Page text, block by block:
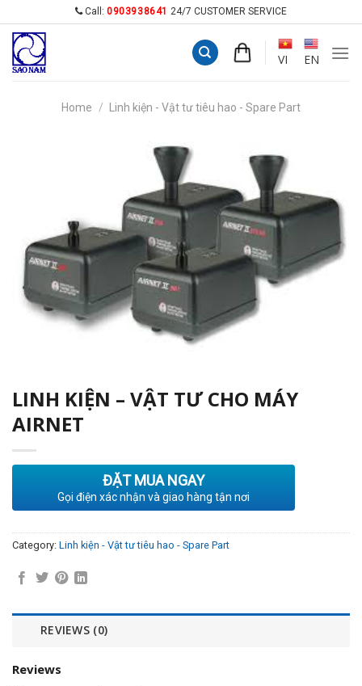
content
Call: 0903938641 24/7 CUSTOMER SERVICE
VI EN
Home / Linh kiện - Vật tư tiêu hao - Spare Part
LINH KIỆN – VẬT TƯ CHO MÁY
AIRNET
ĐẶT MUA NGAY
Gọi điện xác nhận và giao hàng tận nơi
Category: Linh kiện - Vật tư tiêu hao - Spare Part
REVIEWS (0)
Reviews